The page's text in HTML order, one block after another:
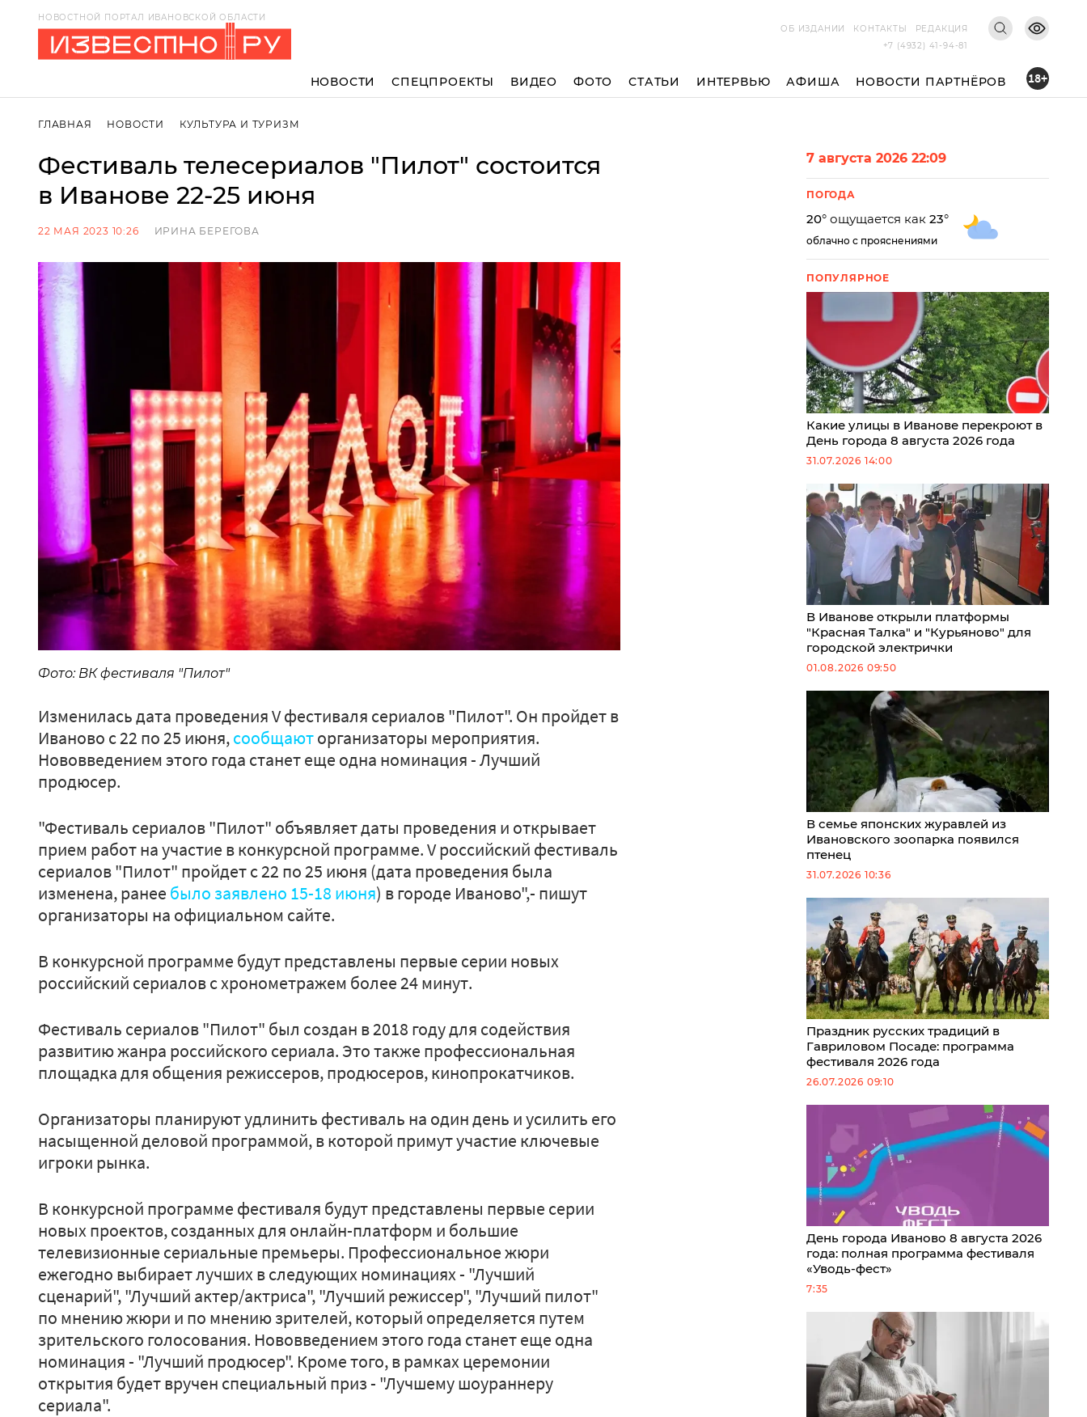
НОВОСТНОЙ ПОРТАЛ ИВАНОВСКОЙ ОБЛАСТИ
ОБ ИЗДАНИИ
КОНТАКТЫ
РЕДАКЦИЯ
+7 (4932) 41-94-81
НОВОСТИ СПЕЦПРОЕКТЫ ВИДЕО ФОТО СТАТЬИ ИНТЕРВЬЮ АФИША НОВОСТИ ПАРТНЁРОВ 18+
ГЛАВНАЯ НОВОСТИ КУЛЬТУРА И ТУРИЗМ
Фестиваль телесериалов "Пилот" состоится
в Иванове 22-25 июня
22 МАЯ 2023 10:26 ИРИНА БЕРЕГОВА
Фото: ВК фестиваля "Пилот"
Изменилась дата проведения V фестиваля сериалов "Пилот". Он пройдет в
Иваново с 22 по 25 июня,сообщаюторганизаторы мероприятия.
Нововведением этого года станет еще одна номинация - Лучший
продюсер.
"Фестиваль сериалов "Пилот" объявляет даты проведения и открывает
прием работ на участие в конкурсной программе. V российский фестиваль
сериалов "Пилот" пройдет с 22 по 25 июня (дата проведения была
изменена, ранее было заявлено 15-18 июня) в городе Иваново",- пишут
организаторы на официальном сайте.
В конкурсной программе будут представлены первые серии новых
российский сериалов с хронометражем более 24 минут.
Фестиваль сериалов "Пилот" был создан в 2018 году для содействия
развитию жанра российского сериала. Это также профессиональная
площадка для общения режиссеров, продюсеров, кинопрокатчиков.
Организаторы планируют удлинить фестиваль на один день и усилить его
насыщенной деловой программой, в которой примут участие ключевые
игроки рынка.
В конкурсной программе фестиваля будут представлены первые серии
новых проектов, созданных для онлайн-платформ и большие
телевизионные сериальные премьеры. Профессиональное жюри
ежегодно выбирает лучших в следующих номинациях - "Лучший
сценарий", "Лучший актер/актриса", "Лучший режиссер", "Лучший пилот"
по мнению жюри и по мнению зрителей, который определяется путем
зрительского голосования. Нововведением этого года станет еще одна
номинация - "Лучший продюсер". Кроме того, в рамках церемонии
открытия будет вручен специальный приз - "Лучшему шоураннеру
сериала".
7 августа 2026 22:09
ПОГОДА
20° ощущается как 23°
облачно с прояснениями
ПОПУЛЯРНОЕ
Какие улицы в Иванове перекроют в
День города 8 августа 2026 года
31.07.2026 14:00
В Иванове открыли платформы
"Красная Талка" и "Курьяново" для
городской электрички
01.08.2026 09:50
В семье японских журавлей из
Ивановского зоопарка появился
птенец
31.07.2026 10:36
Праздник русских традиций в
Гавриловом Посаде: программа
фестиваля 2026 года
26.07.2026 09:10
День города Иваново 8 августа 2026
года: полная программа фестиваля
«Уводь-фест»
7:35